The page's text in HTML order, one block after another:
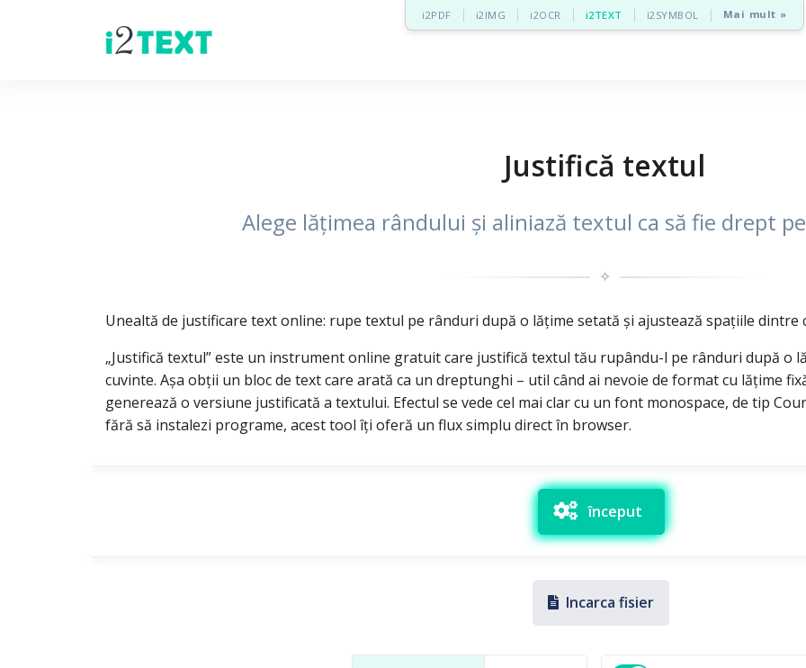
i2PDF i2IMG i2OCR i2TEXT i2SYMBOL Mai mult »
Justifică textul
Alege lățimea rândului și aliniază textul ca să fie drept
✧
Unealtă de justificare text online: rupe textul pe rânduri după o lățime setată și ajustează spațiile
„Justifică textul” este un instrument online gratuit care justifică textul tău rupându-l pe rânduri după o
cuvinte. Așa obții un bloc de text care arată ca un dreptunghi – util când ai nevoie de format cu lățime
generează o versiune justificată a textului. Efectul se vede cel mai clar cu un font monospace, de tip
fără să instalezi programe, acest tool îți oferă un flux simplu direct în browser.
început
Incarca fisier